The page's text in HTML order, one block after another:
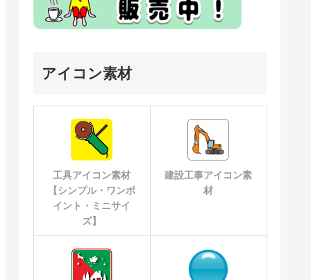
アイコン素材
工具アイコン素材
【シンプル・ワンポ
イント・ミニサイ
ズ】
建設工事アイコン素
材